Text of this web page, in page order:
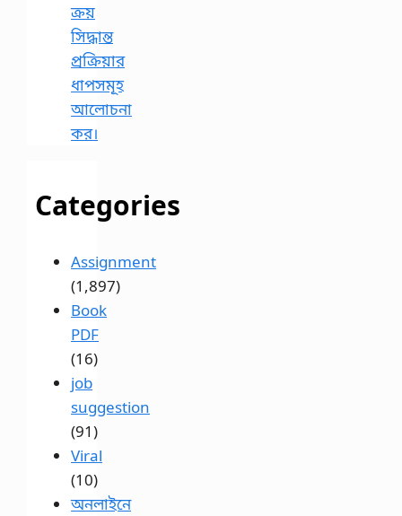
ক্রয়
সিদ্ধান্ত
প্রক্রিয়ার
ধাপসমূহ
আলোচনা
কর।
Categories
Assignment
(1,897)
Book
PDF
(16)
job
suggestion
(91)
Viral
(10)
অনলাইনে